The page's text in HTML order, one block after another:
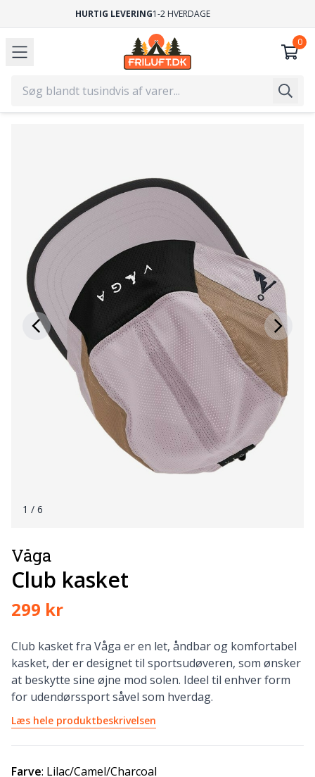
GRATIS FRAGTVED KØB OVER 499,-
1 / 6
Våga
Club kasket
299 kr
Club kasket fra Våga er en let, åndbar og komfortabel
kasket, der er designet til sportsudøveren, som ønsker
at beskytte sine øjne mod solen. Ideel til enhver form
for udendørssport såvel som hverdag.
Læs hele produktbeskrivelsen
Farve: Lilac/Camel/Charcoal